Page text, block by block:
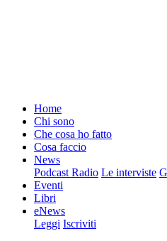
Home
Chi sono
Che cosa ho fatto
Cosa faccio
News
Podcast Radio Le interviste
Eventi
Libri
eNews
Leggi Iscriviti